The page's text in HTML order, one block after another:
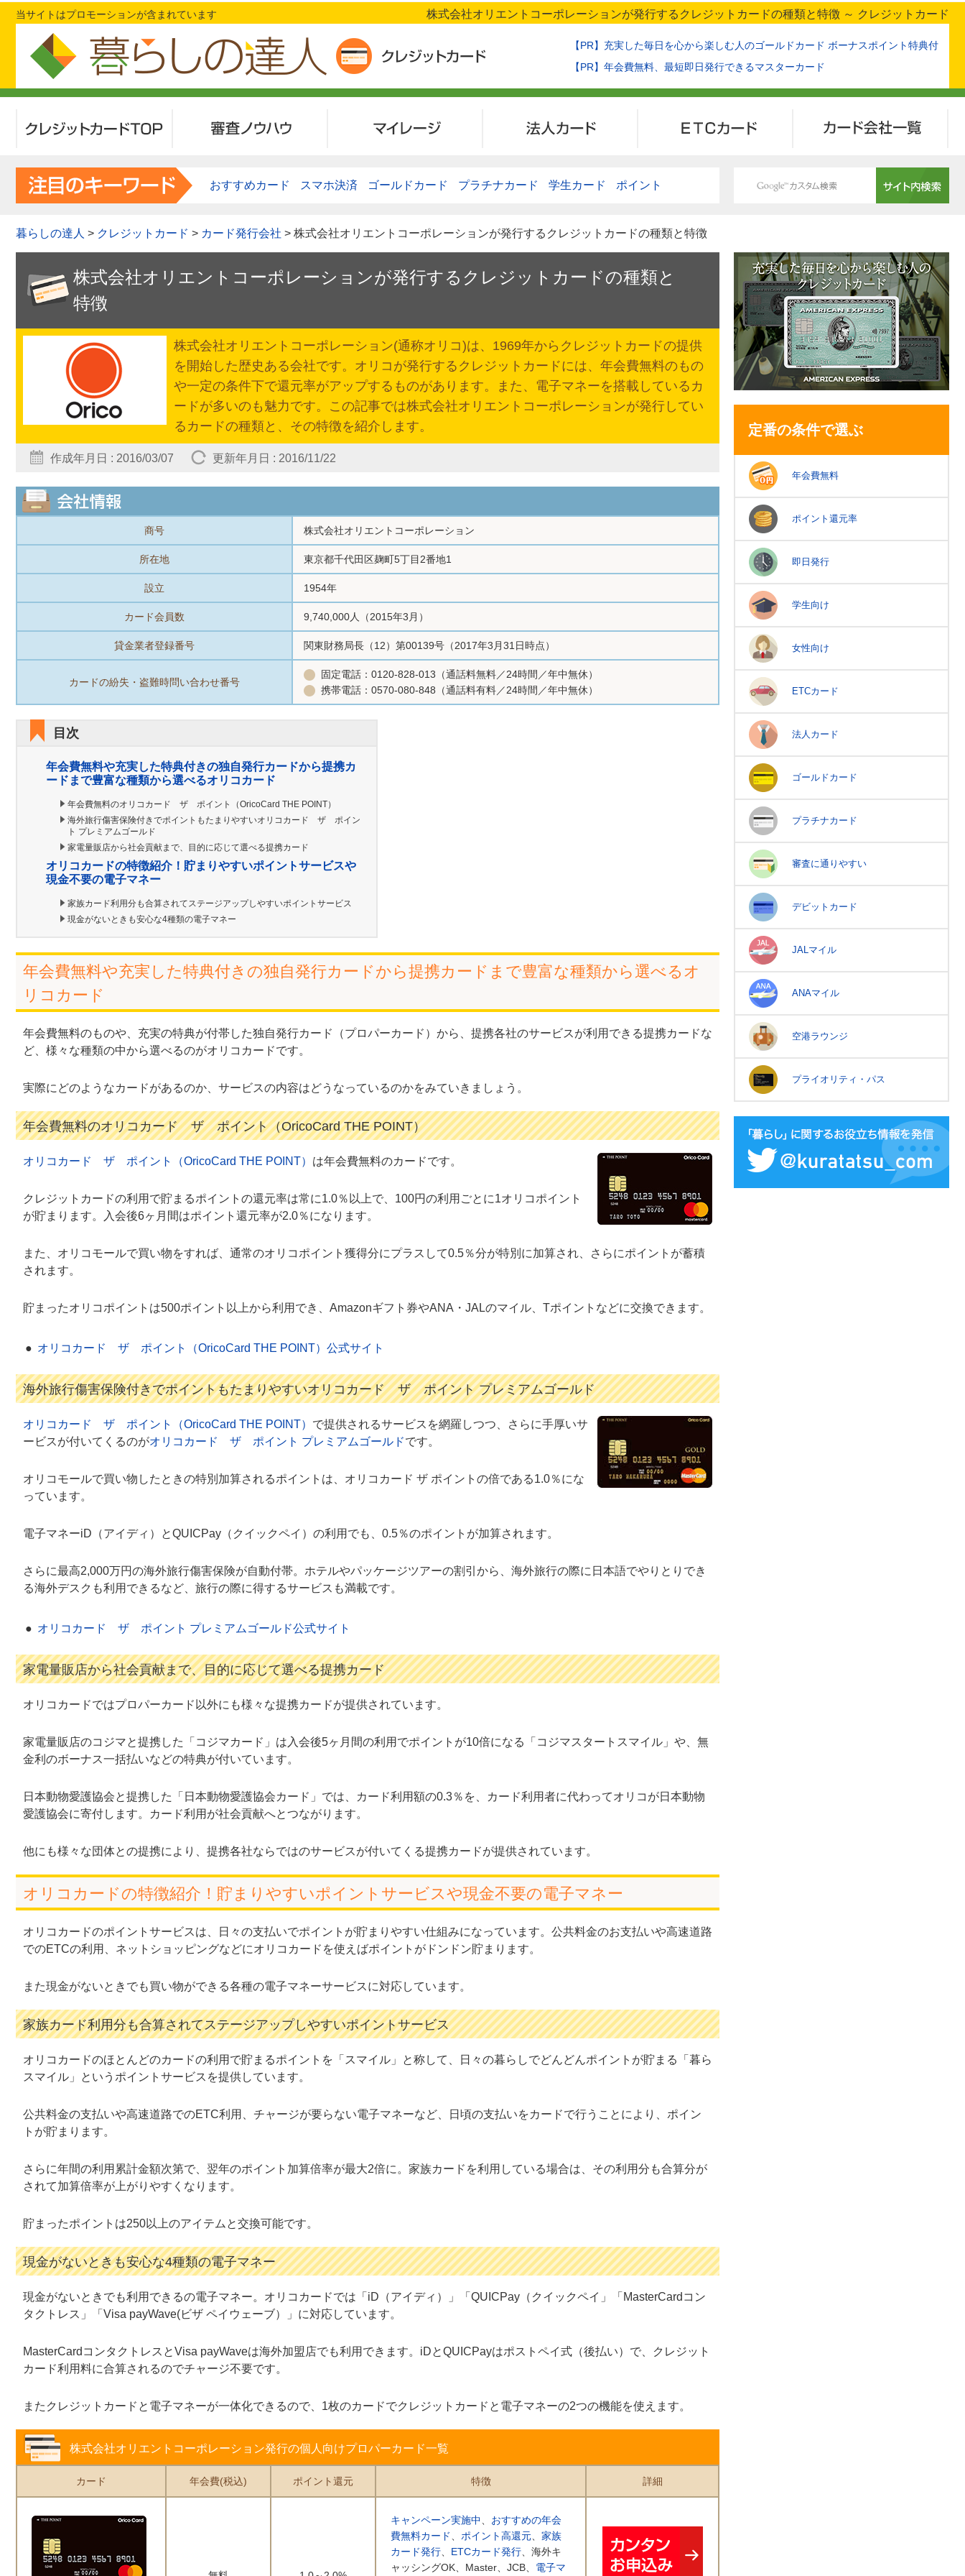
株式会社オリエントコーポレーションが発行するクレジットカードの種類と特徴 ～ クレジットカード
当サイトはプロモーションが含まれています
暮らしの達人 > クレジットカード > カード発行会社 > 株式会社オリエントコーポレーションが発行するクレジットカードの種類と特徴
株式会社オリエントコーポレーションが発行するクレジットカードの種類と
特徴
株式会社オリエントコーポレーション(通称オリコ)は、1969年からクレジットカードの提供
を開始した歴史ある会社です。オリコが発行するクレジットカードには、年会費無料のもの
や一定の条件下で還元率がアップするものがあります。また、電子マネーを搭載しているカ
ードが多いのも魅力です。この記事では株式会社オリエントコーポレーションが発行してい
るカードの種類と、その特徴を紹介します。
作成年月日 : 2016/03/07 更新年月日 : 2016/11/22
商号 株式会社オリエントコーポレーション
所在地 東京都千代田区麹町5丁目2番地1
設立 1954年
カード会員数 9,740,000人（2015年3月）
貸金業者登録番号 関東財務局長（12）第00139号（2017年3月31日時点）
カードの紛失・盗難時問い合わせ番号
固定電話：0120-828-013（通話料無料／24時間／年中無休）
携帯電話：0570-080-848（通話料有料／24時間／年中無休）
目次
年会費無料や充実した特典付きの独自発行カードから提携カ
ードまで豊富な種類から選べるオリコカード
年会費無料のオリコカード ザ ポイント（OricoCard THE POINT）
海外旅行傷害保険付きでポイントもたまりやすいオリコカード ザ ポイン
ト プレミアムゴールド
家電量販店から社会貢献まで、目的に応じて選べる提携カード
オリコカードの特徴紹介！貯まりやすいポイントサービスや
現金不要の電子マネー
家族カード利用分も合算されてステージアップしやすいポイントサービス
現金がないときも安心な4種類の電子マネー
年会費無料や充実した特典付きの独自発行カードから提携カードまで豊富な種類から選べるオ
リコカード
年会費無料のものや、充実の特典が付帯した独自発行カード（プロパーカード）から、提携各社のサービスが利用できる提携カードな
ど、様々な種類の中から選べるのがオリコカードです。
実際にどのようなカードがあるのか、サービスの内容はどうなっているのかをみていきましょう。
年会費無料のオリコカード ザ ポイント（OricoCard THE POINT）
オリコカード ザ ポイント（OricoCard THE POINT） は年会費無料のカードです。
クレジットカードの利用で貯まるポイントの還元率は常に1.0％以上で、100円の利用ごとに1オリコポイント
が貯まります。入会後6ヶ月間はポイント還元率が2.0％になります。
また、オリコモールで買い物をすれば、通常のオリコポイント獲得分にプラスして0.5％分が特別に加算され、さらにポイントが蓄積
されます。
貯まったオリコポイントは500ポイント以上から利用でき、Amazonギフト券やANA・JALのマイル、Tポイントなどに交換できます。
オリコカード ザ ポイント（OricoCard THE POINT）公式サイト
海外旅行傷害保険付きでポイントもたまりやすいオリコカード ザ ポイント プレミアムゴールド
オリコカード ザ ポイント（OricoCard THE POINT） で提供されるサービスを網羅しつつ、さらに手厚いサ
ービスが付いてくるのがオリコカード ザ ポイント プレミアムゴールドです。
オリコモールで買い物したときの特別加算されるポイントは、オリコカード ザ ポイントの倍である1.0％にな
っています。
電子マネーiD（アイディ）とQUICPay（クイックペイ）の利用でも、0.5％のポイントが加算されます。
さらに最高2,000万円の海外旅行傷害保険が自動付帯。ホテルやパッケージツアーの割引から、海外旅行の際に日本語でやりとりでき
る海外デスクも利用できるなど、旅行の際に得するサービスも満載です。
オリコカード ザ ポイント プレミアムゴールド公式サイト
家電量販店から社会貢献まで、目的に応じて選べる提携カード
オリコカードではプロパーカード以外にも様々な提携カードが提供されています。
家電量販店のコジマと提携した「コジマカード」は入会後5ヶ月間の利用でポイントが10倍になる「コジマスタートスマイル」や、無
金利のボーナス一括払いなどの特典が付いています。
日本動物愛護協会と提携した「日本動物愛護協会カード」では、カード利用額の0.3％を、カード利用者に代わってオリコが日本動物
愛護協会に寄付します。カード利用が社会貢献へとつながります。
他にも様々な団体との提携により、提携各社ならではのサービスが付いてくる提携カードが提供されています。
オリコカードの特徴紹介！貯まりやすいポイントサービスや現金不要の電子マネー
オリコカードのポイントサービスは、日々の支払いでポイントが貯まりやすい仕組みになっています。公共料金のお支払いや高速道路
でのETCの利用、ネットショッピングなどにオリコカードを使えばポイントがドンドン貯まります。
また現金がないときでも買い物ができる各種の電子マネーサービスに対応しています。
家族カード利用分も合算されてステージアップしやすいポイントサービス
オリコカードのほとんどのカードの利用で貯まるポイントを「スマイル」と称して、日々の暮らしでどんどんポイントが貯まる「暮ら
スマイル」というポイントサービスを提供しています。
公共料金の支払いや高速道路でのETC利用、チャージが要らない電子マネーなど、日頃の支払いをカードで行うことにより、ポイン
トが貯まります。
さらに年間の利用累計金額次第で、翌年のポイント加算倍率が最大2倍に。家族カードを利用している場合は、その利用分も合算分が
されて加算倍率が上がりやすくなります。
貯まったポイントは250以上のアイテムと交換可能です。
現金がないときも安心な4種類の電子マネー
現金がないときでも利用できるの電子マネー。オリコカードでは「iD（アイディ）」「QUICPay（クイックペイ」「MasterCardコン
タクトレス」「Visa payWave(ビザ ペイウェーブ）」に対応しています。
MasterCardコンタクトレスとVisa payWaveは海外加盟店でも利用できます。iDとQUICPayはポストペイ式（後払い）で、クレジット
カード利用料に合算されるのでチャージ不要です。
またクレジットカードと電子マネーが一体化できるので、1枚のカードでクレジットカードと電子マネーの2つの機能を使えます。
株式会社オリエントコーポレーション発行の個人向けプロパーカード一覧
カード 年会費(税込) ポイント還元 特徴 詳細
キャンペーン実施中、 おすすめの年会
費無料カード、 ポイント高還元、 家族
カード発行、 ETCカード発行、海外キ
ャッシングOK、Master、JCB、 電子マ
定番の条件で選ぶ
年会費無料
ポイント還元率
即日発行
学生向け
女性向け
ETCカード
法人カード
ゴールドカード
プラチナカード
審査に通りやすい
デビットカード
JALマイル
ANAマイル
空港ラウンジ
プライオリティ・パス
【PR】充実した毎日を心から楽しむ人のゴールドカード ボーナスポイント特典付
【PR】年会費無料、最短即日発行できるマスターカード
おすすめカード スマホ決済 ゴールドカード プラチナカード 学生カード ポイント